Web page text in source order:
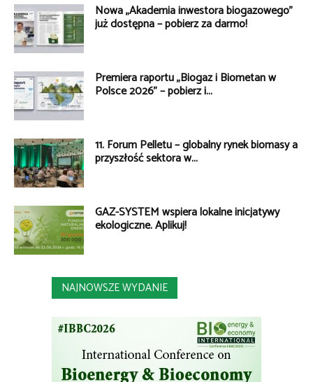
Nowa „Akademia inwestora biogazowego”
już dostępna – pobierz za darmo!
Premiera raportu „Biogaz i Biometan w
Polsce 2026” – pobierz i...
11. Forum Pelletu – globalny rynek biomasy a
przyszłość sektora w...
GAZ-SYSTEM wspiera lokalne inicjatywy
ekologiczne. Aplikuj!
NAJNOWSZE WYDANIE